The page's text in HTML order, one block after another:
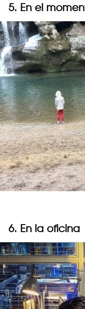
5. En el
6. En la oficina